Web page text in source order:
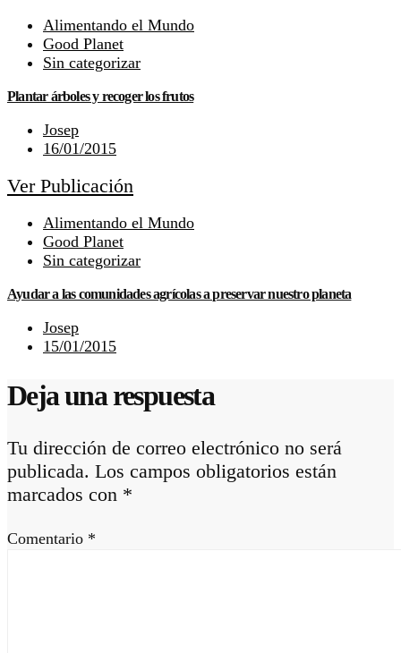
Alimentando el Mundo
Good Planet
Sin categorizar
Plantar árboles y recoger los frutos
Josep
16/01/2015
Ver Publicación
Alimentando el Mundo
Good Planet
Sin categorizar
Ayudar a las comunidades agrícolas a preservar nuestro planeta
Josep
15/01/2015
Deja una respuesta
Tu dirección de correo electrónico no será
publicada. Los campos obligatorios están
marcados con *
Comentario *